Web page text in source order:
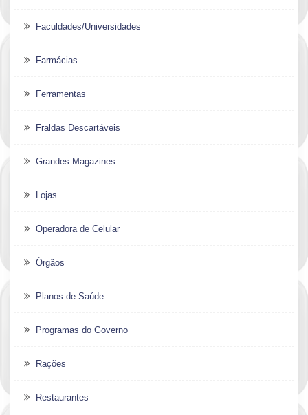
Faculdades/Universidades
Farmácias
Ferramentas
Fraldas Descartáveis
Grandes Magazines
Lojas
Operadora de Celular
Órgãos
Planos de Saúde
Programas do Governo
Rações
Restaurantes